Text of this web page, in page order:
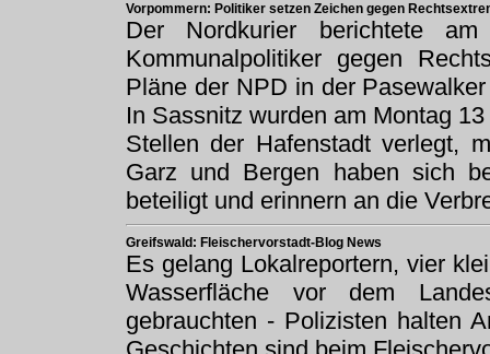
Vorpommern: Politiker setzen Zeichen gegen
Der Nordkurier berichtete
Kommunalpolitiker gegen
Pläne der NPD in der
In Sassnitz wurden am Montag
Stellen der Hafenstadt verlegt,
Garz und Bergen haben sich
beteiligt und erinnern an die
Greifswald: Fleischervorstadt-Blog News
Es gelang Lokalreportern, vier
Wasserfläche vor dem
gebrauchten - Polizisten halten